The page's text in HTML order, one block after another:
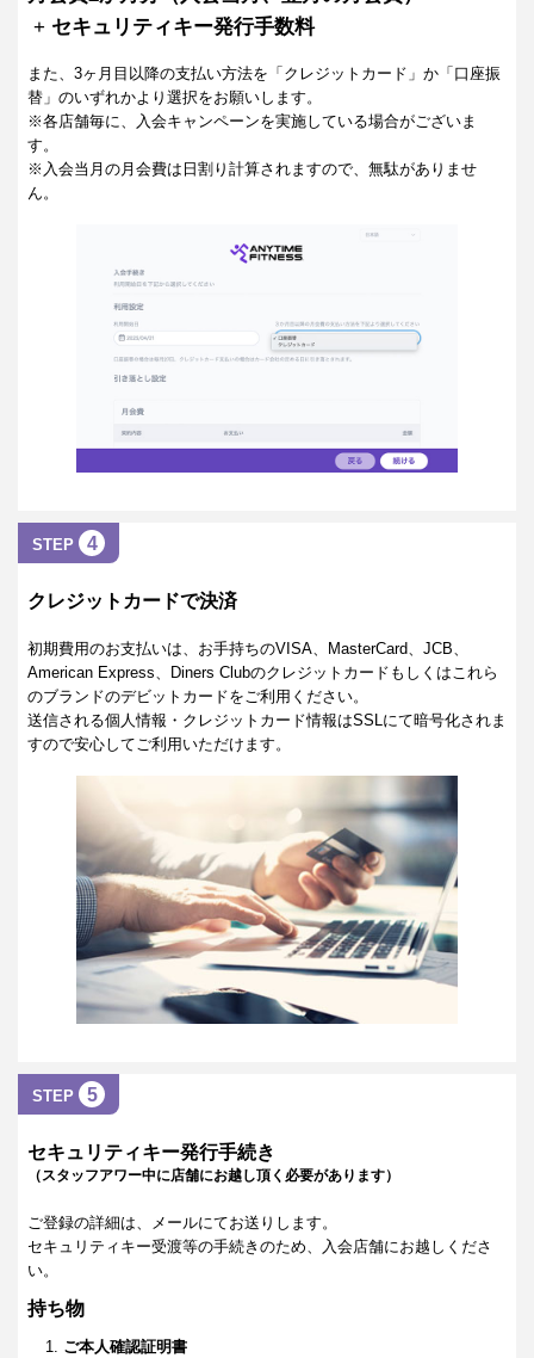
+ セキュリティキー発行手数料
また、3ヶ月目以降の支払い方法を「クレジットカード」か「口座振
替」のいずれかより選択をお願いします。
※各店舗毎に、入会キャンペーンを実施している場合がございま
す。
※入会当月の月会費は日割り計算されますので、無駄がありませ
ん。
STEP 4
クレジットカードで決済
初期費用のお支払いは、お手持ちのVISA、MasterCard、JCB、
American Express、Diners Clubのクレジットカードもしくはこれら
のブランドのデビットカードをご利用ください。
送信される個人情報・クレジットカード情報はSSLにて暗号化されま
すので安心してご利用いただけます。
STEP 5
セキュリティキー発行手続き
（スタッフアワー中に店舗にお越し頂く必要があります）
ご登録の詳細は、メールにてお送りします。
セキュリティキー受渡等の手続きのため、入会店舗にお越しくださ
い。
持ち物
ご本人確認証明書